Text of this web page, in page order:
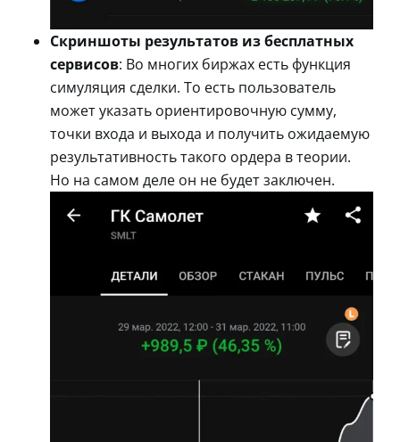
Скриншоты результатов из бесплатных
сервисов: Во многих биржах есть функция
симуляция сделки. То есть пользователь
может указать ориентировочную сумму,
точки входа и выхода и получить ожидаемую
результативность такого ордера в теории.
Но на самом деле он не будет заключен.